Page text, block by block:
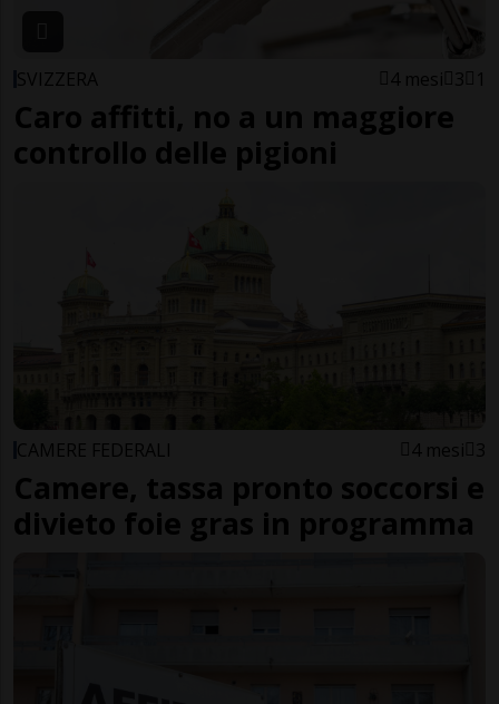
SVIZZERA 4 mesi 3 1
Caro affitti, no a un maggiore
controllo delle pigioni
CAMERE FEDERALI 4 mesi 3
Camere, tassa pronto soccorsi e
divieto foie gras in programma